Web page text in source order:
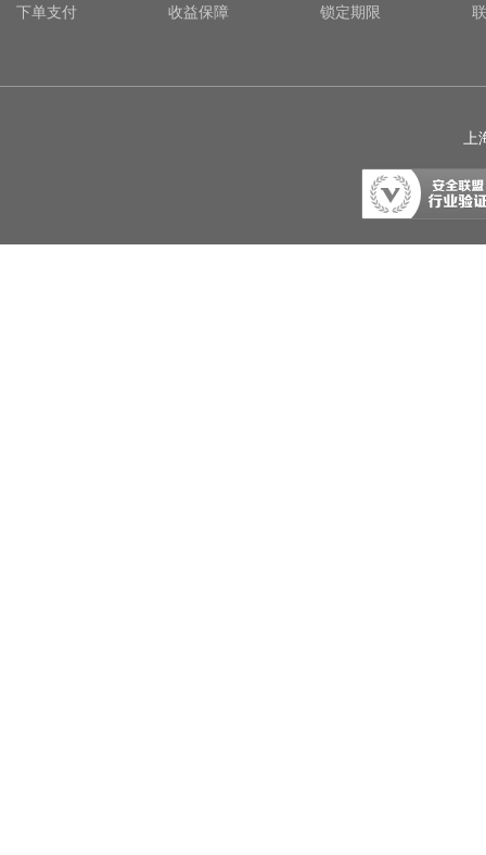
下单支付
收益保障
锁定期限